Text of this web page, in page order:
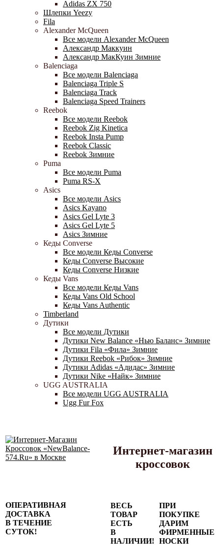
Adidas ZX 750
Шлепки Yeezy
Fila
Alexander McQueen
Все модели Alexander McQueen
Александр Маккуин
Александр МакКуин Зимние
Balenciaga
Все модели Balenciaga
Balenciaga Triple S
Balenciaga Track
Balenciaga Speed Trainers
Reebok
Все модели Reebok
Reebok Zig Kinetica
Reebok Insta Pump
Reebok Classic
Reebok Зимние
Puma
Все модели Puma
Puma RS-X
Asics
Все модели Asics
Asics Kayano
Asics Gel Lyte 3
Asics Gel Lyte 5
Asics Зимние
Кеды Converse
Все модели Кеды Converse
Кеды Converse Высокие
Кеды Converse Низкие
Кеды Vans
Все модели Кеды Vans
Кеды Vans Old School
Кеды Vans Authentic
Timberland
Дутики
Все модели Дутики
Дутики New Balance «Нью Баланс» Зимние
Дутики Fila «Фила» Зимние
Дутики Reebok «Рибок» Зимние
Дутики Adidas «Адидас» Зимние
Дутики Nike «Найк» Зимние
UGG AUSTRALIA
Все модели UGG AUSTRALIA
Ugg Fur Fox
Интернет-магазин
кроссовок
ОПЕРАТИВНАЯ
ДОСТАВКА
В ТЕЧЕНИЕ
СУТОК!
ВЕСЬ
ТОВАР
ЕСТЬ
В
НАЛИЧИИ!
ПРИ
ПОКУПКЕ
ДАРИМ
ФИРМЕННЫЕ
НОСКИ